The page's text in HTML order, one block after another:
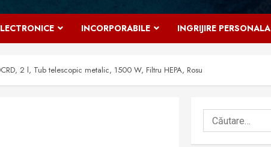
INCORPORABILE INGRIJIRE PERSONALA
2 l, Tub telescopic metalic, 1500 W, Filtru HEPA, Rosu
Caută
după: